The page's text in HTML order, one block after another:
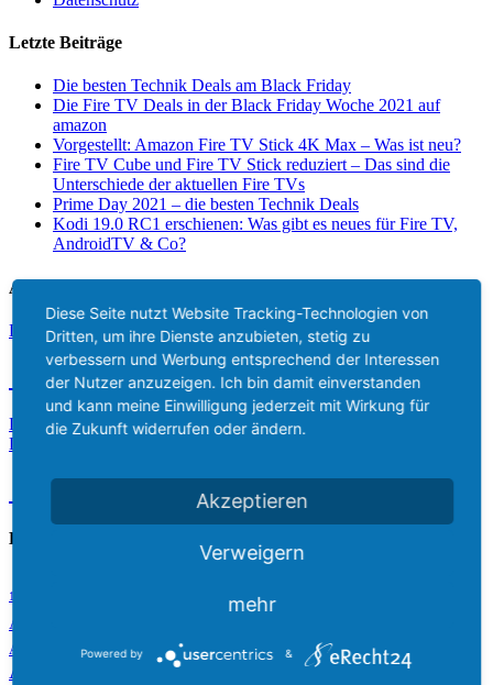
Letzte Beiträge
Die besten Technik Deals am Black Friday
Die Fire TV Deals in der Black Friday Woche 2021 auf
amazon
Vorgestellt: Amazon Fire TV Stick 4K Max – Was ist neu?
Fire TV Cube und Fire TV Stick reduziert – Das sind die
Unterschiede der aktuellen Fire TVs
Prime Day 2021 – die besten Technik Deals
Kodi 19.0 RC1 erschienen: Was gibt es neues für Fire TV,
AndroidTV & Co?
Aktuelle Lieferzeit
Das aktuelle Lieferdatum des Amazon Fire TV Stick 2 ist
12.08.2026
Das aktuelle Lieferdatum des Amazon Fire TV Stick 3 4k für
Deutschland ist
12.08.2026
Beliebte Tags
1. FC Köln Amazon
Amazon Cyber Monday Amazon Echo
Amazon Fire TV amazon fire tv 2 Amazon Video
Angebot
Anleitung/HowTo
black friday
Diese Seite nutzt Website Tracking-Technologien von
Dritten, um ihre Dienste anzubieten, stetig zu
verbessern und Werbung entsprechend der Interessen
der Nutzer anzuzeigen. Ich bin damit einverstanden
und kann meine Einwilligung jederzeit mit Wirkung für
die Zukunft widerrufen oder ändern.
Akzeptieren
Verweigern
mehr
Powered by &